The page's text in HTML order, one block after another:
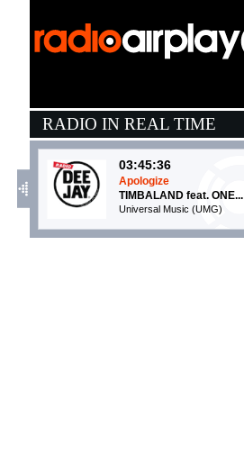
RADIO IN REAL TIME
03:45:36
Apologize
TIMBALAND feat. ONE...
Universal Music (UMG)